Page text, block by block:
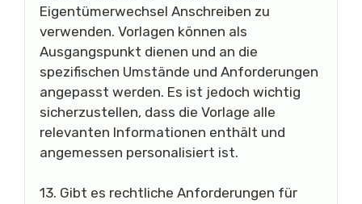
Eigentümerwechsel Anschreiben zu
verwenden. Vorlagen können als
Ausgangspunkt dienen und an die
spezifischen Umstände und Anforderungen
angepasst werden. Es ist jedoch wichtig
sicherzustellen, dass die Vorlage alle
relevanten Informationen enthält und
angemessen personalisiert ist.
13. Gibt es rechtliche Anforderungen für